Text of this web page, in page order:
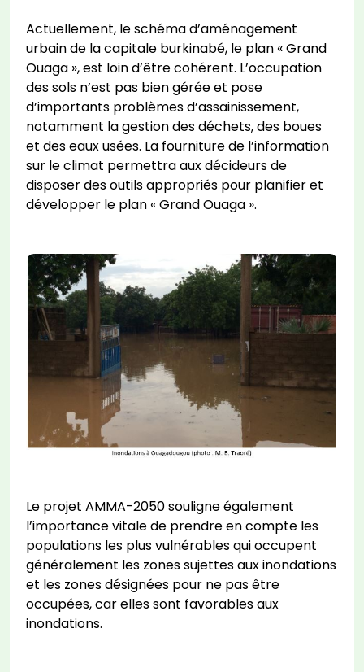
Actuellement, le schéma d’aménagement
urbain de la capitale burkinabé, le plan « Grand
Ouaga », est loin d’être cohérent. L’occupation
des sols n’est pas bien gérée et pose
d’importants problèmes d’assainissement,
notamment la gestion des déchets, des boues
et des eaux usées. La fourniture de l’information
sur le climat permettra aux décideurs de
disposer des outils appropriés pour planifier et
développer le plan « Grand Ouaga ».
Le projet AMMA-2050 souligne également
l’importance vitale de prendre en compte les
populations les plus vulnérables qui occupent
généralement les zones sujettes aux inondations
et les zones désignées pour ne pas être
occupées, car elles sont favorables aux
inondations.